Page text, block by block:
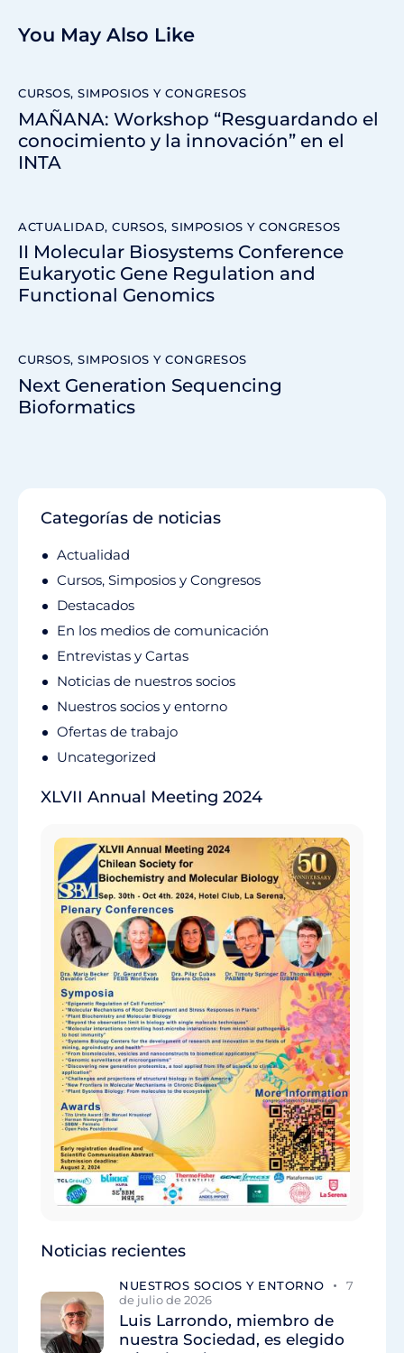
You May Also Like
CURSOS, SIMPOSIOS Y CONGRESOS
MAÑANA: Workshop “Resguardando el
conocimiento y la innovación” en el
INTA
ACTUALIDAD, CURSOS, SIMPOSIOS Y CONGRESOS
II Molecular Biosystems Conference
Eukaryotic Gene Regulation and
Functional Genomics
CURSOS, SIMPOSIOS Y CONGRESOS
Next Generation Sequencing
Bioformatics
Categorías de noticias
Actualidad
Cursos, Simposios y Congresos
Destacados
En los medios de comunicación
Entrevistas y Cartas
Noticias de nuestros socios
Nuestros socios y entorno
Ofertas de trabajo
Uncategorized
XLVII Annual Meeting 2024
Noticias recientes
NUESTROS SOCIOS Y ENTORNO
7
de julio de 2026
Luis Larrondo, miembro de
nuestra Sociedad, es elegido